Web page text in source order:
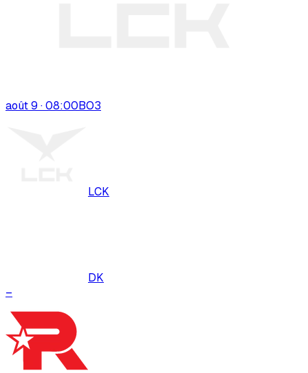
août 9 · 08:00BO3
LCK
DK
–